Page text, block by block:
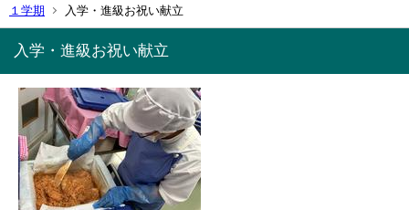
１学期
入学・進級お祝い献立
入学・進級お祝い献立